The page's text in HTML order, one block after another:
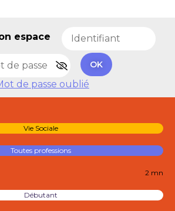
espace
OK
de passe oublié
Vie Sociale
Toutes professions
2 mn
Débutant